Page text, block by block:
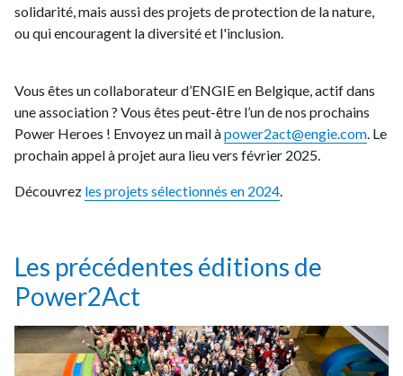
solidarité, mais aussi des projets de protection de la nature,
ou qui encouragent la diversité et l'inclusion.
Vous êtes un collaborateur d’ENGIE en Belgique, actif dans
une association ? Vous êtes peut-être l’un de nos prochains
Power Heroes ! Envoyez un mail àpower2act@engie.com. Le
prochain appel à projet aura lieu vers février 2025.
Découvrez les projets sélectionnés en 2024.
Les précédentes éditions de
Power2Act